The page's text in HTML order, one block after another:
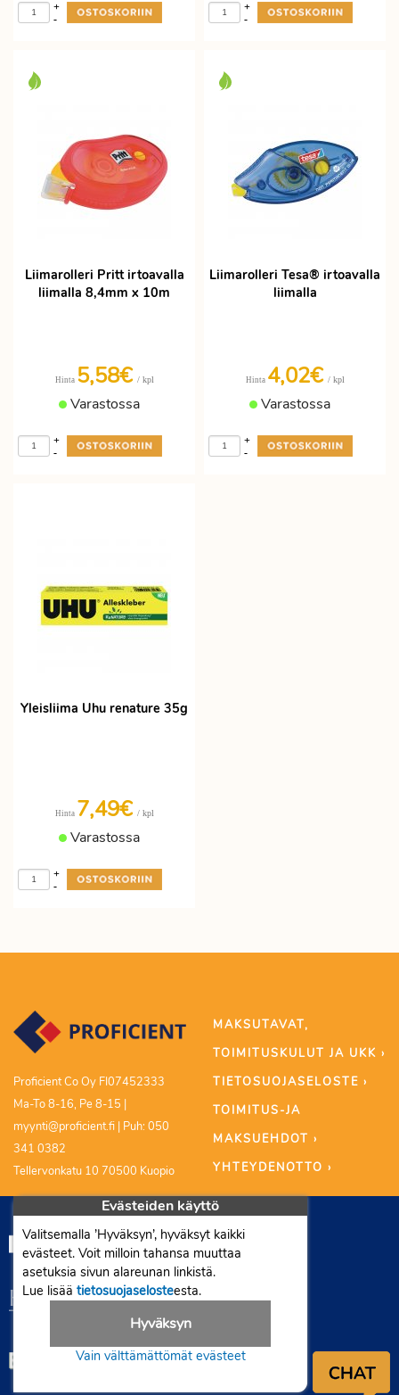
-
+
-
+
Liimarolleri Pritt irtoavalla
liimalla 8,4mm x 10m
Hinta 5,58€ / kpl
Varastossa
-
+
Liimarolleri Tesa® irtoavalla
liimalla
Hinta 4,02€ / kpl
Varastossa
-
+
Yleisliima Uhu renature 35g
Hinta 7,49€ / kpl
Varastossa
-
+
Proficient Co Oy FI07452333
Ma-To 8-16, Pe 8-15 |
myynti@proficient.fi | Puh: 050
341 0382
Tellervonkatu 10 70500 Kuopio
MAKSUTAVAT,
TOIMITUSKULUT JA UKK ›
TIETOSUOJASELOSTE ›
TOIMITUS-JA
MAKSUEHDOT ›
YHTEYDENOTTO ›
Evästeiden käyttö
Valitsemalla ’Hyväksyn’, hyväksyt kaikki
evästeet. Voit milloin tahansa muuttaa
asetuksia sivun alareunan linkistä.
Lue lisää tietosuojaselosteesta.
Hyväksyn
Vain välttämättömät evästeet